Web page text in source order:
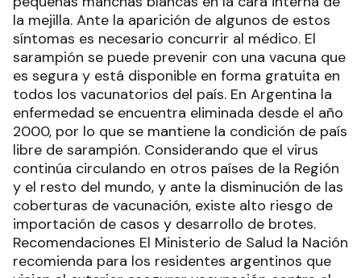
la mejilla. Ante la aparición de algunos de estos
síntomas es necesario concurrir al médico. El
sarampión se puede prevenir con una vacuna que
es segura y está disponible en forma gratuita en
todos los vacunatorios del país. En Argentina la
enfermedad se encuentra eliminada desde el año
2000, por lo que se mantiene la condición de país
libre de sarampión. Considerando que el virus
continúa circulando en otros países de la Región
y el resto del mundo, y ante la disminución de las
coberturas de vacunación, existe alto riesgo de
importación de casos y desarrollo de brotes.
Recomendaciones El Ministerio de Salud la Nación
recomienda para los residentes argentinos que